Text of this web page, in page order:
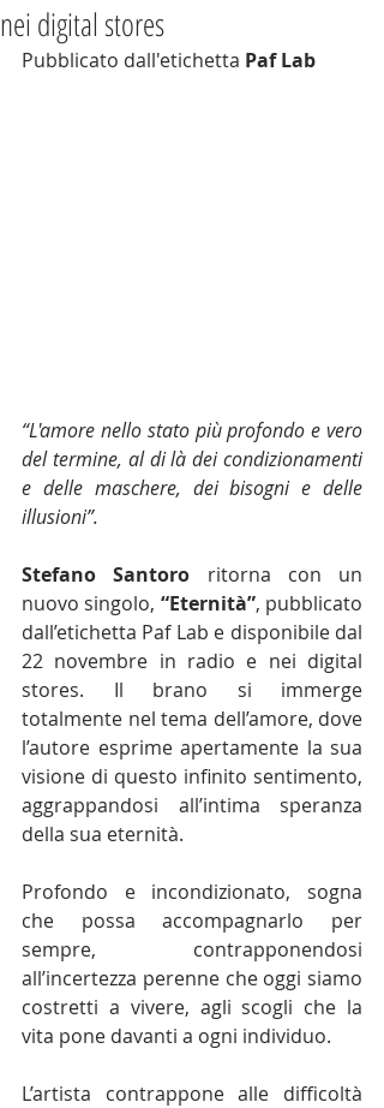
nei digital stores
Pubblicato dall'etichetta Paf Lab
“L'amore nello stato più profondo e vero
del termine, al di là dei condizionamenti
e delle maschere, dei bisogni e delle
illusioni”.
Stefano Santoro ritorna con un
nuovo singolo, “Eternità”, pubblicato
dall’etichetta Paf Lab e disponibile dal
22 novembre in radio e nei digital
stores. Il brano si immerge
totalmente nel tema dell’amore, dove
l’autore esprime apertamente la sua
visione di questo infinito sentimento,
aggrappandosi all’intima speranza
della sua eternità.
Profondo e incondizionato, sogna
che possa accompagnarlo per
sempre, contrapponendosi
all’incertezza perenne che oggi siamo
costretti a vivere, agli scogli che la
vita pone davanti a ogni individuo.
L’artista contrappone alle difficoltà